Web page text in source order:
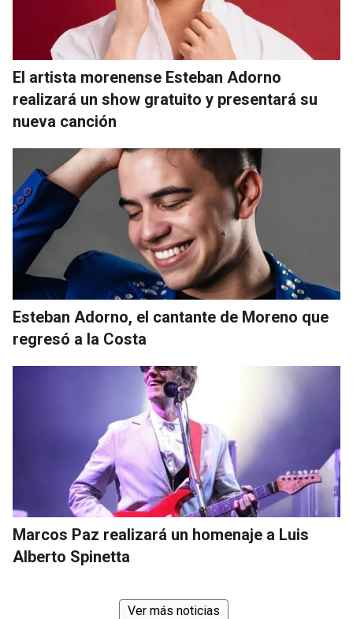
El artista morenense Esteban Adorno
realizará un show gratuito y presentará su
nueva canción
Esteban Adorno, el cantante de Moreno que
regresó a la Costa
Marcos Paz realizará un homenaje a Luis
Alberto Spinetta
Ver más noticias